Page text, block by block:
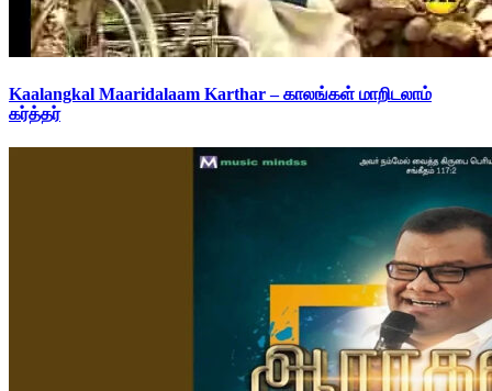
Kaalangkal Maaridalaam Karthar – காலங்கள் மாறிடலாம்
கர்த்தர்